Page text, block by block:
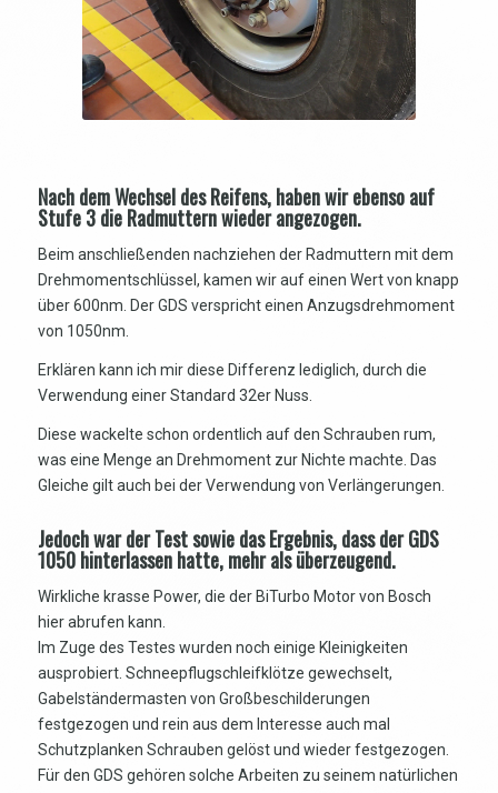
Nach dem Wechsel des Reifens, haben wir ebenso auf
Stufe 3 die Radmuttern wieder angezogen.
Beim anschließenden nachziehen der Radmuttern mit dem
Drehmomentschlüssel, kamen wir auf einen Wert von knapp
über 600nm. Der GDS verspricht einen Anzugsdrehmoment
von 1050nm.
Erklären kann ich mir diese Differenz lediglich, durch die
Verwendung einer Standard 32er Nuss.
Diese wackelte schon ordentlich auf den Schrauben rum,
was eine Menge an Drehmoment zur Nichte machte. Das
Gleiche gilt auch bei der Verwendung von Verlängerungen.
Jedoch war der Test sowie das Ergebnis, dass der GDS
1050 hinterlassen hatte, mehr als überzeugend.
Wirkliche krasse Power, die der BiTurbo Motor von Bosch
hier abrufen kann.
Im Zuge des Testes wurden noch einige Kleinigkeiten
ausprobiert. Schneepflugschleifklötze gewechselt,
Gabelständermasten von Großbeschilderungen
festgezogen und rein aus dem Interesse auch mal
Schutzplanken Schrauben gelöst und wieder festgezogen.
Für den GDS gehören solche Arbeiten zu seinem natürlichen